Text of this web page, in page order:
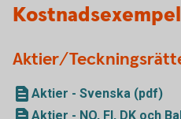
Kostnadsexempel
Aktier/
Aktier - Svenska (pdf)
Aktier - NO, FI, DK och